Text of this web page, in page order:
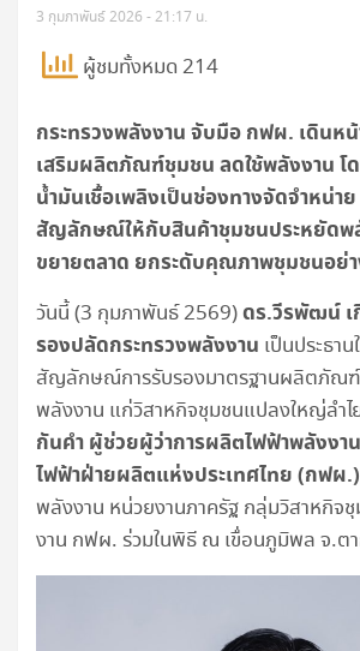
3 กุมภาพันธ์ 2026 - 21:17 น.
ผู้ชมทั้งหมด 214
กระทรวงพลังงาน จับมือ กฟผ. เดินหน้
เสริมผลิตภัณฑ์ชุมชน ลดใช้พลังงาน โ
น้ำมันเชื้อเพลิงเป็นช่องทางจัดจำหน่า
สัญลักษณ์ให้กับสินค้าชุมชนประหยัดพ
ขยายตลาด ยกระดับคุณภาพชุมชนอย่
วันนี้ (3 กุมภาพันธ์ 2569)ดร.วีรพัฒน์
รองปลัดกระทรวงพลังงาน เป็นประธา
สัญลักษณ์การรับรองมาตรฐานผลิตภัณ
พลังงาน แก่วิสาหกิจชุมชนแปลงใหญ่ลำไ
กันคำ ผู้ช่วยผู้ว่าการผลิตไฟฟ้าพลังงา
ไฟฟ้าฝ่ายผลิตแห่งประเทศไทย (กฟผ.)
พลังงาน หน่วยงานภาครัฐ กลุ่มวิสาหกิจ
งาน กฟผ. ร่วมในพิธี ณ เขื่อนภูมิพล จ.ต